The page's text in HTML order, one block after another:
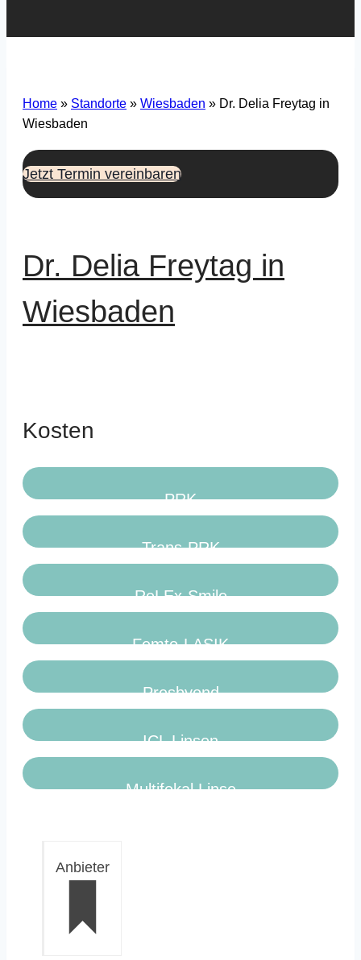
Home » Standorte » Wiesbaden » Dr. Delia Freytag in
Wiesbaden
Jetzt Termin vereinbaren
Dr. Delia Freytag in
Wiesbaden
Kosten
PRK
Trans-PRK
ReLEx-Smile
Femto-LASIK
Presbyond
ICL Linsen
Multifokal Linse
Anbieter